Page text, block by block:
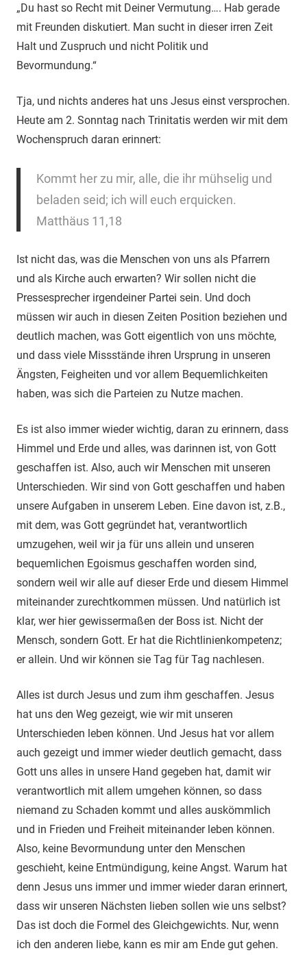
„Du hast so Recht mit Deiner Vermutung…. Hab gerade
mit Freunden diskutiert. Man sucht in dieser irren Zeit
Halt und Zuspruch und nicht Politik und
Bevormundung.“
Tja, und nichts anderes hat uns Jesus einst versprochen.
Heute am 2. Sonntag nach Trinitatis werden wir mit dem
Wochenspruch daran erinnert:
Kommt her zu mir, alle, die ihr mühselig und
beladen seid; ich will euch erquicken.
Matthäus 11,18
Ist nicht das, was die Menschen von uns als Pfarrern
und als Kirche auch erwarten? Wir sollen nicht die
Pressesprecher irgendeiner Partei sein. Und doch
müssen wir auch in diesen Zeiten Position beziehen und
deutlich machen, was Gott eigentlich von uns möchte,
und dass viele Missstände ihren Ursprung in unseren
Ängsten, Feigheiten und vor allem Bequemlichkeiten
haben, was sich die Parteien zu Nutze machen.
Es ist also immer wieder wichtig, daran zu erinnern, dass
Himmel und Erde und alles, was darinnen ist, von Gott
geschaffen ist. Also, auch wir Menschen mit unseren
Unterschieden. Wir sind von Gott geschaffen und haben
unsere Aufgaben in unserem Leben. Eine davon ist, z.B.,
mit dem, was Gott gegründet hat, verantwortlich
umzugehen, weil wir ja für uns allein und unseren
bequemlichen Egoismus geschaffen worden sind,
sondern weil wir alle auf dieser Erde und diesem Himmel
miteinander zurechtkommen müssen. Und natürlich ist
klar, wer hier gewissermaßen der Boss ist. Nicht der
Mensch, sondern Gott. Er hat die Richtlinienkompetenz;
er allein. Und wir können sie Tag für Tag nachlesen.
Alles ist durch Jesus und zum ihm geschaffen. Jesus
hat uns den Weg gezeigt, wie wir mit unseren
Unterschieden leben können. Und Jesus hat vor allem
auch gezeigt und immer wieder deutlich gemacht, dass
Gott uns alles in unsere Hand gegeben hat, damit wir
verantwortlich mit allem umgehen können, so dass
niemand zu Schaden kommt und alles auskömmlich
und in Frieden und Freiheit miteinander leben können.
Also, keine Bevormundung unter den Menschen
geschieht, keine Entmündigung, keine Angst. Warum hat
denn Jesus uns immer und immer wieder daran erinnert,
dass wir unseren Nächsten lieben sollen wie uns selbst?
Das ist doch die Formel des Gleichgewichts. Nur, wenn
ich den anderen liebe, kann es mir am Ende gut gehen.